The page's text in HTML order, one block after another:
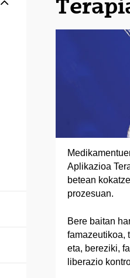
Aplikazioa
betean
prozesuan.
Bere baitan
famazeutikoa,
eta, bereziki,
liberazio